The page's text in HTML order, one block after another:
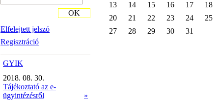
Elfelejtett jelszó
Regisztráció
OK
GYIK
2018. 08. 30.
Tájékoztató az e-
ügyintézésről
»
13
14 15 16 17
18
20
21 22 23 24
25
27
28 29 30 31